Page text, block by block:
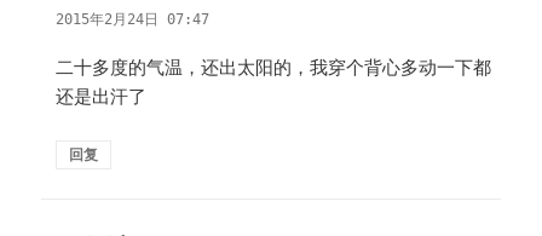
道：
2015年2月24日 07:47
二十多度的气温，还出太阳的，我穿个背心多动一下都
还是出汗了
回复